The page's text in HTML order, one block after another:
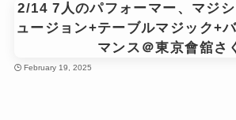
2/14 7人のパフォーマー、マジ
ュージョン+テーブルマジック+
マンス＠東京會舘さ
February 19, 2025